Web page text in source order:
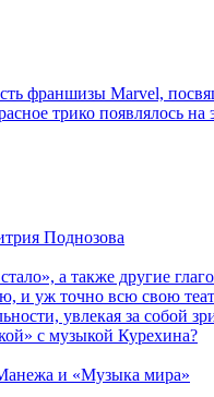
франшизы Marvel,
трико появлялось
Поднозова
а также другие
и уж точно всю свою
увлекая за собой
с музыкой Курехина?
и «Музыка мира»